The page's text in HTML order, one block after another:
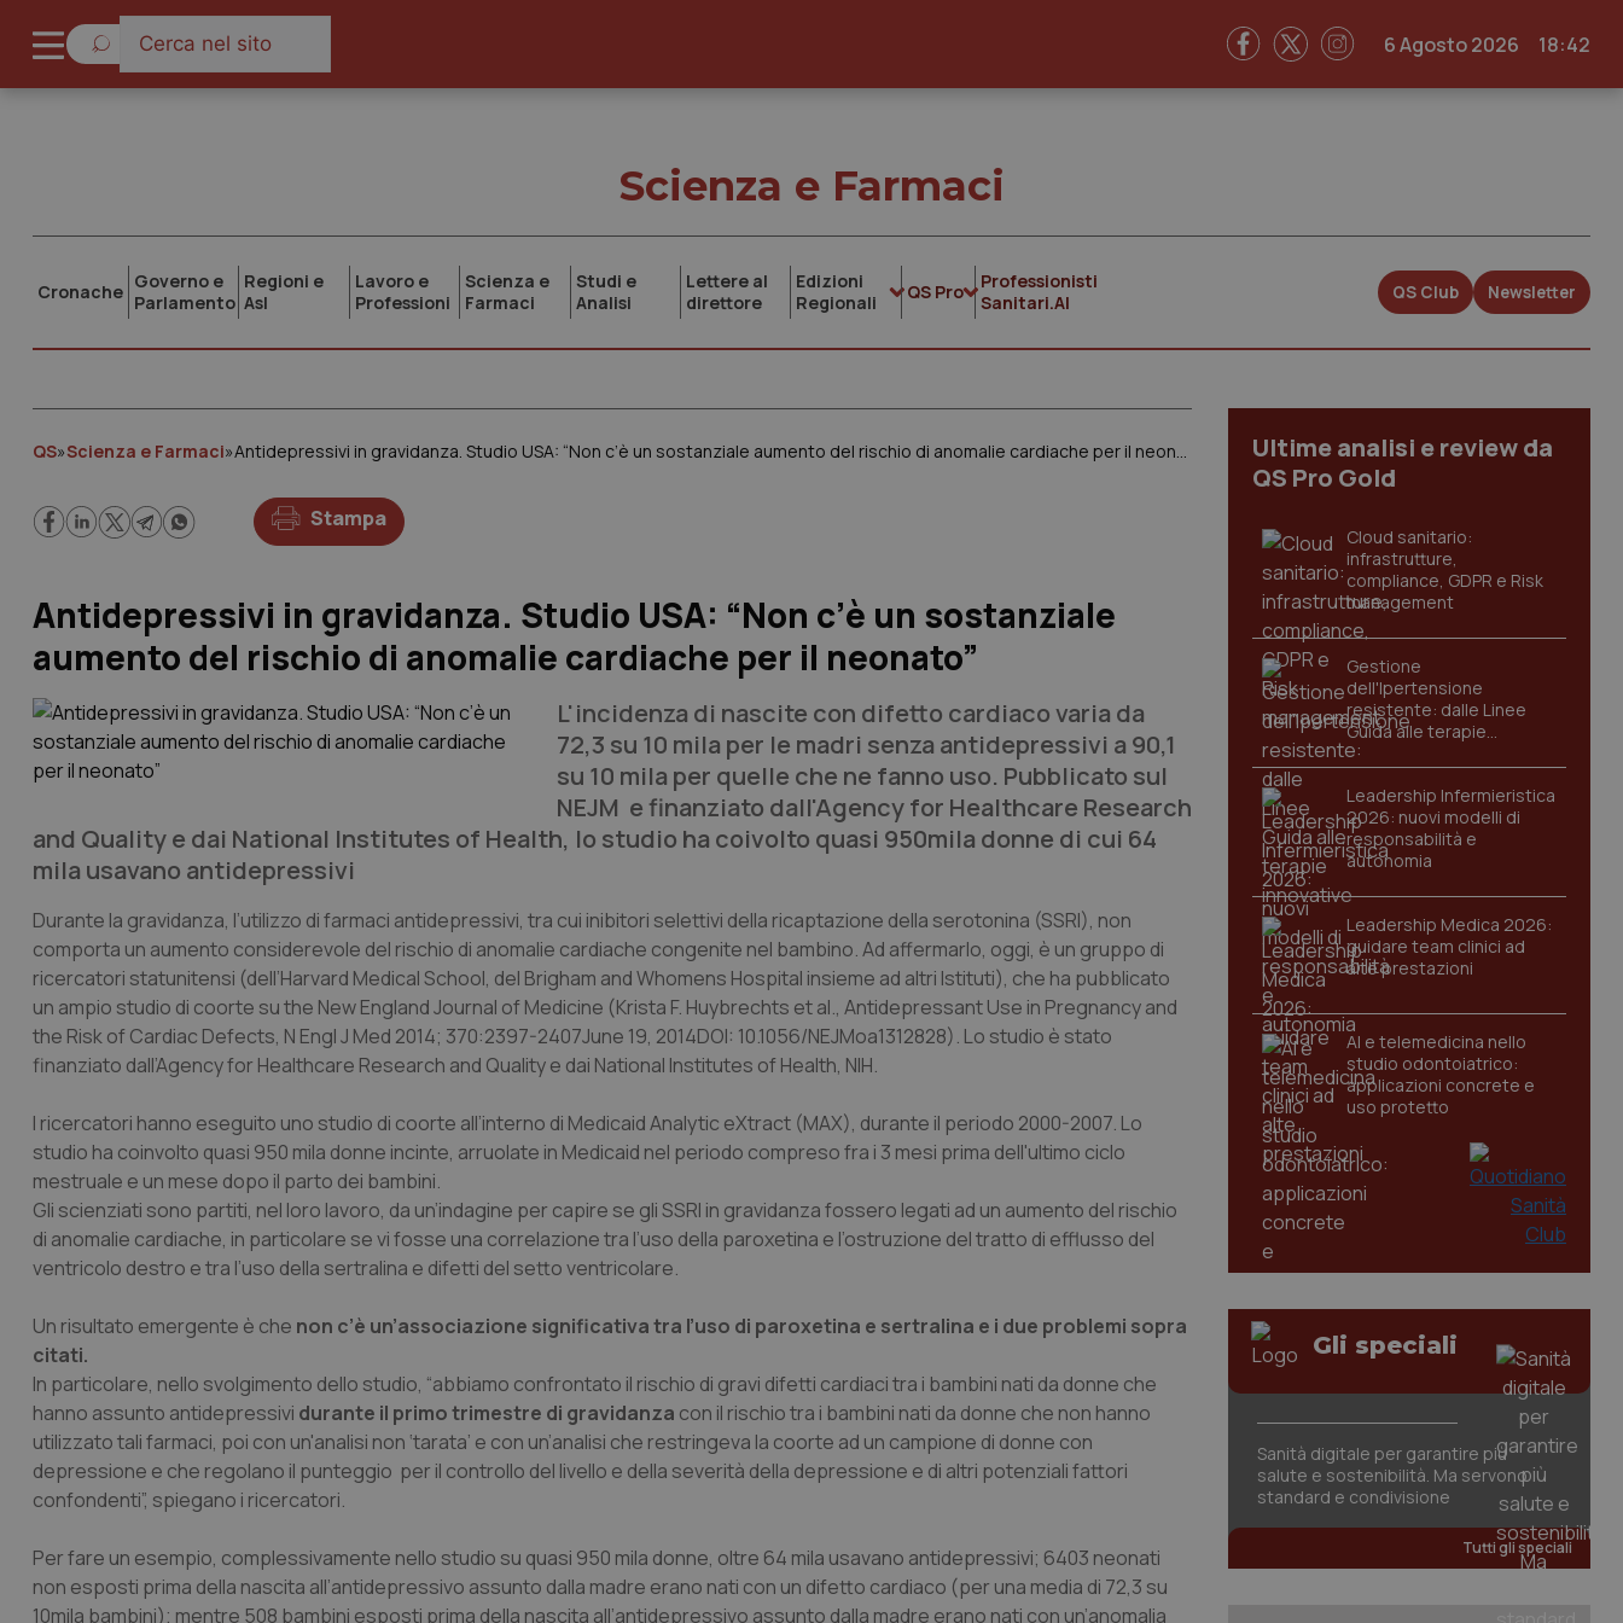
6 Agosto 2026 18:42
Scienza e Farmaci
Cronache Governo e
Parlamento
Regioni e
Asl
Lavoro e
Professioni
Scienza e
Farmaci
Studi e
Analisi
Lettere al
direttore
Edizioni
Regionali
QS Pro
Professionisti
Sanitari.AI
QS Club Newsletter
QS»Scienza e Farmaci» Antidepressivi in gravidanza. Studio USA: “Non c’è un sostanziale aumento del rischio di anomalie cardiache per il neonato”
Stampa
Antidepressivi in gravidanza. Studio USA: “Non c’è un sostanziale
aumento del rischio di anomalie cardiache per il neonato”
L'incidenza di nascite con difetto cardiaco varia da
72,3 su 10 mila per le madri senza antidepressivi a 90,1
su 10 mila per quelle che ne fanno uso. Pubblicato sul
NEJM e finanziato dall'Agency for Healthcare Research
and Quality e dai National Institutes of Health, lo studio ha coivolto quasi 950mila donne di cui 64
mila usavano antidepressivi
Durante la gravidanza, l’utilizzo di farmaci antidepressivi, tra cui inibitori selettivi della ricaptazione della serotonina (SSRI), non
comporta un aumento considerevole del rischio di anomalie cardiache congenite nel bambino. Ad affermarlo, oggi, è un gruppo di
ricercatori statunitensi (dell’Harvard Medical School, del Brigham and Whomens Hospital insieme ad altri Istituti), che ha pubblicato
un ampio studio di coorte suthe New England Journal of Medicine (Krista F. Huybrechts et al., Antidepressant Use in Pregnancy and
the Risk of Cardiac Defects, N Engl J Med 2014; 370:2397-2407June 19, 2014DOI: 10.1056/NEJMoa1312828). Lo studio è stato
finanziato dall’Agency for Healthcare Research and Quality e dai National Institutes of Health, NIH.
I ricercatori hanno eseguito uno studio di coorte all’interno di Medicaid Analytic eXtract (MAX), durante il periodo 2000-2007. Lo
studio ha coinvolto quasi 950 mila donne incinte, arruolate in Medicaid nel periodo compreso fra i 3 mesi prima dell'ultimo ciclo
mestruale e un mese dopo il parto dei bambini.
Gli scienziati sono partiti, nel loro lavoro, da un’indagine per capire se gli SSRI in gravidanza fossero legati ad un aumento del rischio
di anomalie cardiache, in particolare se vi fosse una correlazione tra l’uso della paroxetina e l’ostruzione del tratto di efflusso del
ventricolo destro e tra l’uso della sertralina e difetti del setto ventricolare.
Un risultato emergente è che non c’è un’associazione significativa tra l’uso di paroxetina e sertralina e i due problemi sopra
citati.
In particolare, nello svolgimento dello studio, “abbiamo confrontato il rischio di gravi difetti cardiaci tra i bambini nati da donne che
hanno assunto antidepressivi durante il primo trimestre di gravidanza con il rischio tra i bambini nati da donne che non hanno
utilizzato tali farmaci, poi con un'analisi non ‘tarata’ e con un’analisi che restringeva la coorte ad un campione di donne con
depressione e che regolano il punteggio per il controllo del livello e della severità della depressione e di altri potenziali fattori
confondenti”, spiegano i ricercatori.
Per fare un esempio, complessivamente nello studio su quasi 950 mila donne, oltre 64 mila usavano antidepressivi; 6403 neonati
non esposti prima della nascita all’antidepressivo assunto dalla madre erano nati con un difetto cardiaco (per una media di 72,3 su
10mila bambini); mentre 508 bambini esposti prima della nascita all’antidepressivo assunto dalla madre erano nati con un’anomalia
Ultime analisi e review da
QS Pro Gold
Cloud sanitario:
infrastrutture,
compliance, GDPR e Risk
management
Gestione
dell'Ipertensione
resistente: dalle Linee
Guida alle terapie
innovative
Leadership Infermieristica
2026: nuovi modelli di
responsabilità e
autonomia
Leadership Medica 2026:
guidare team clinici ad
alte prestazioni
AI e telemedicina nello
studio odontoiatrico:
applicazioni concrete e
uso protetto
Gli speciali
Sanità digitale per garantire più
salute e sostenibilità. Ma servono
standard e condivisione
Tutti gli speciali